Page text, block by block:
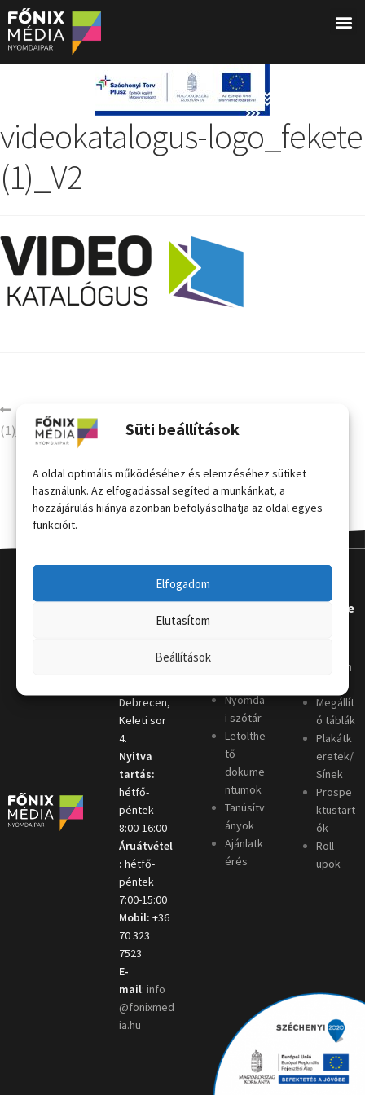
Süti beállítások
A oldal optimális működéséhez és elemzéséhez sütiket
használunk. Az elfogadással segíted a munkánkat, a
hozzájárulás hiánya azonban befolyásolhatja az oldal egyes
funkcióit.
Elfogadom
Elutasítom
Beállítások
videokatalogus-logo_fekete
(1)_V2
(1)_V2
Telephely:
Debrecen,
Keleti sor
4.
Nyitva
tartás:
hétfő-
péntek
8:00-16:00
Áruátvétel
: hétfő-
péntek
7:00-15:00
Mobil: +36
70 323
7523
E-
mail: info
@fonixmed
ia.hu
Nyomda
i szótár
Letölthe
tő
dokume
ntumok
Tanúsítv
ányok
Ajánlatk
érés
Terméke
Kordon
oszlop
Megállít
ó táblák
Plakátk
eretek/
Sínek
Prospe
ktustart
ók
Roll-
upok